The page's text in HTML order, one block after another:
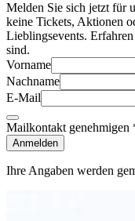
Melden Sie sich jetzt für
keine Tickets, Aktionen
Lieblingsevents.
sind.
Vorname
Nachname
E-Mail
Mailkontakt genehmigen
Anmelden
Ihre Angaben werden